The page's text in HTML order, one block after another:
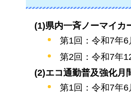
(1)県内一斉ノーマイカ
第1回：令和7年6
第2回：令和7年
(2)エコ通勤普及強化月
第1回：令和7年